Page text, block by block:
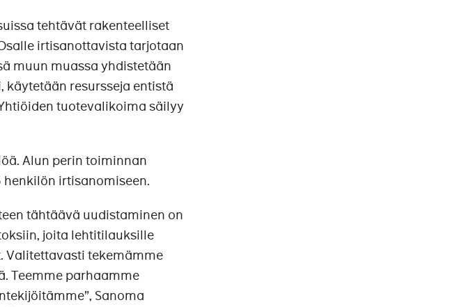
tehtävät rakenteelliset
irtisanottavista tarjotaan
muun muassa yhdistetään
resursseja entistä
tuotevalikoima säilyy
Alun perin toiminnan
irtisanomiseen.
tähtäävä uudistaminen on
joita lehtitilauksille
Valitettavasti tekemämme
Teemme parhaamme
Sanoma